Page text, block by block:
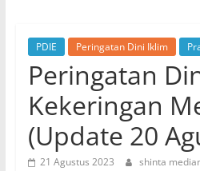
Koordinator
BMKG
Sumatera
Selatan
PDIE Peringatan Dini Iklim
Peringatan
Kekeringan
(Update 20
21 Agustus 2023 shinta